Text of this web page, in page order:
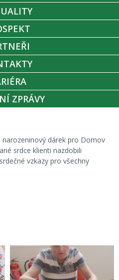
ZPRÁVY
narozeninový dárek pro Domov
srdce klienti nazdobili
vzkazy pro všechny